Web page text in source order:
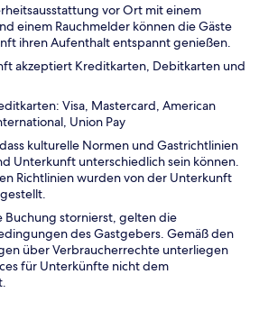
vor Ort mit einem
einem Rauchmelder können die Gäste
ihren Aufenthalt entspannt genießen.
akzeptiert Kreditkarten, Debitkarten und
Visa, Mastercard, American
Union Pay
kulturelle Normen und Gastrichtlinien
Unterkunft unterschiedlich sein können.
Richtlinien wurden von der Unterkunft
Buchung stornierst, gelten die
des Gastgebers. Gemäß den
über Verbraucherrechte unterliegen
für Unterkünfte nicht dem